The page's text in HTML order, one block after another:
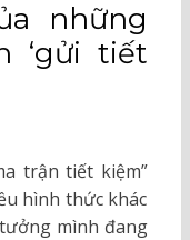
những
‘gửi tiết
trận tiết kiệm”
hình thức khác
mình đang